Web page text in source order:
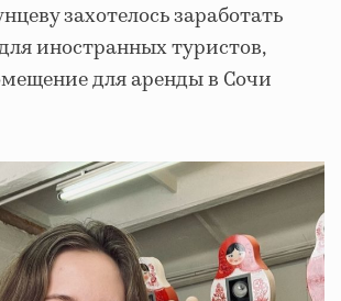
захотелось заработать
иностранных туристов,
для аренды в Сочи